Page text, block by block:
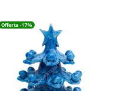
Offerta -17%